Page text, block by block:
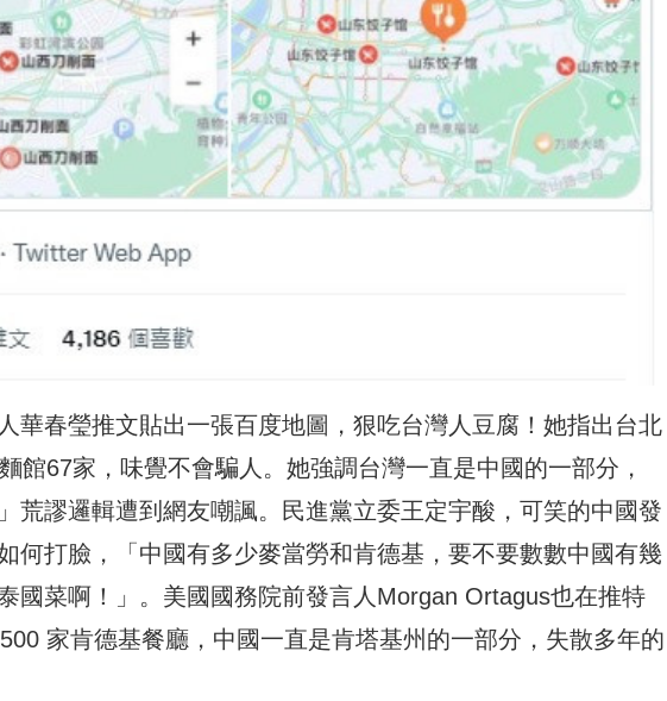
華春瑩推文貼出一張百度地圖，狠吃台灣人豆腐！她指出台北
館67家，味覺不會騙人。她強調台灣一直是中國的一部分，
荒謬邏輯遭到網友嘲諷。民進黨立委王定宇酸，可笑的中國發
何打臉，「中國有多少麥當勞和肯德基，要不要數數中國有幾
國菜啊！」。美國國務院前發言人Morgan Ortagus也在推特
家肯德基餐廳，中國一直是肯塔基州的一部分，失散多年的